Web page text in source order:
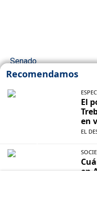
Senado
Expropiaciones
de la reforma de